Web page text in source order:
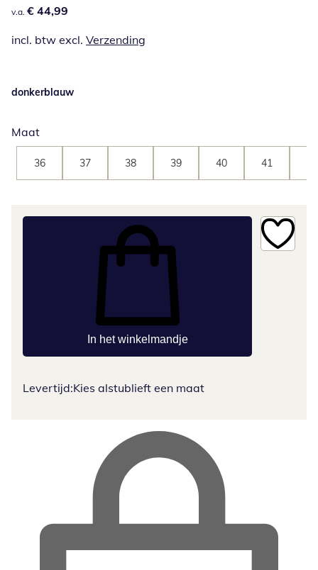
€ 44,99
v.a. € 44,99
incl. btw excl. Verzending
donkerblauw
Maat
36 37 38 39 40 41
In het winkelmandje
Levertijd:Kies alstublieft een maat